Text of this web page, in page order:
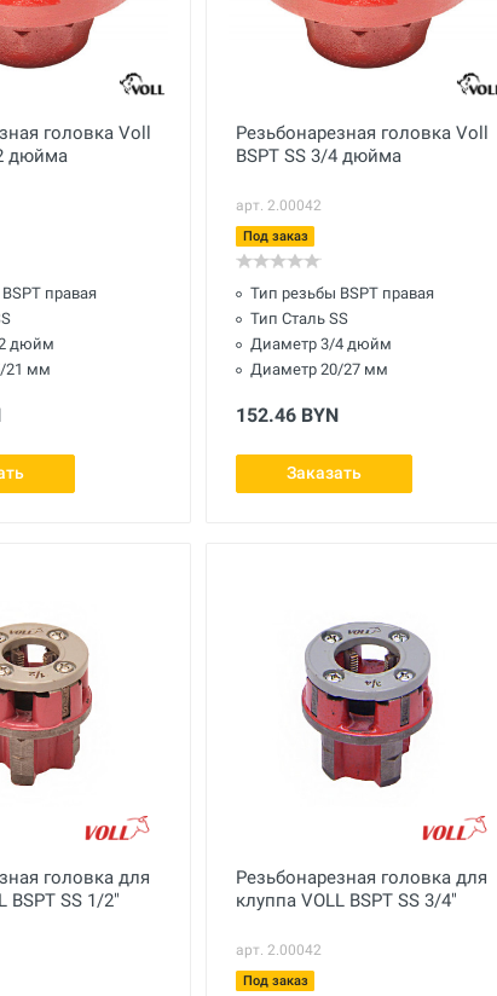
головка Voll
дюйма
правая
дюйм
21 мм
Резьбонарезная головка Voll
BSPT SS 3/4 дюйма
арт. 2.00042
Под заказ
Тип резьбы BSPT правая
Тип Сталь SS
Диаметр 3/4 дюйм
Диаметр 20/27 мм
152.46 BYN
Заказать
головка для
BSPT SS 1/2"
Резьбонарезная головка для
клуппа VOLL BSPT SS 3/4"
арт. 2.00042
Под заказ